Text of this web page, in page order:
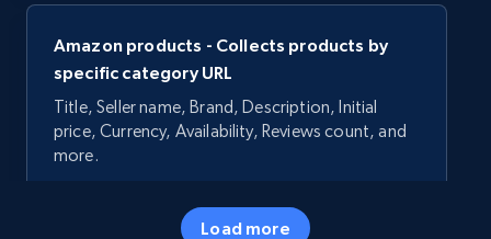
Amazon products - Collects products by
specific category URL
Title, Seller name, Brand, Description, Initial
price, Currency, Availability, Reviews count, and
more.
5.7K+ Jetzt anfangen
Load more